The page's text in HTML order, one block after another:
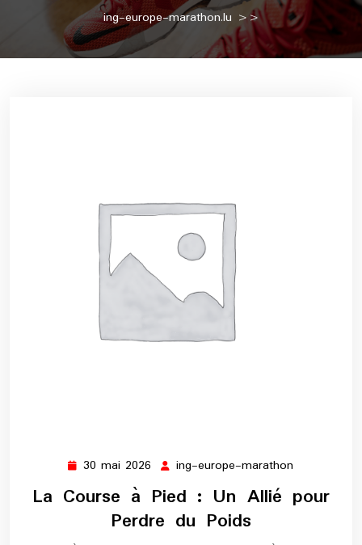
ing-europe-marathon.lu >>
30 mai 2026 30
mai
2026
ing-europe-marathon
marathon
La Course à Pied : Un Allié pour
Perdre du Poids